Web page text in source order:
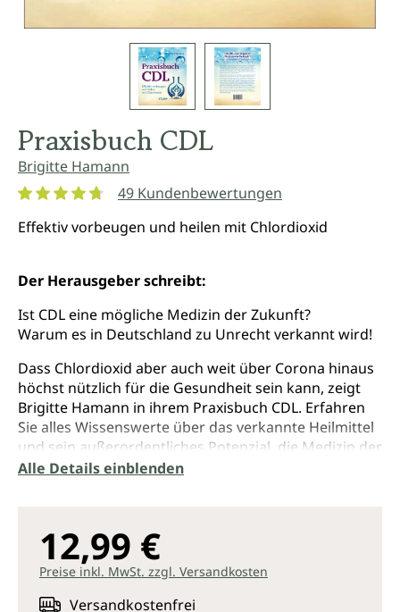
Praxisbuch CDL
Brigitte Hamann
49 Kundenbewertungen
Effektiv vorbeugen und heilen mit Chlordioxid
Der Herausgeber schreibt:
Ist CDL eine mögliche Medizin der Zukunft?
Warum es in Deutschland zu Unrecht verkannt wird!
Dass Chlordioxid aber auch weit über Corona hinaus
höchst nützlich für die Gesundheit sein kann, zeigt
Brigitte Hamann in ihrem Praxisbuch CDL. Erfahren
Sie alles Wissenswerte über das verkannte Heilmittel
und sein außerordentliches Potenzial, die Medizin der
Zukunft mitzugestalten.
(Chlordioxid) seit Langem bekannt ist und durch
Studien belegt wurde, ist es als Medikament in
Deutschland nicht zugelassen. Es gibt allerdings
Länder, in denen das durchaus der Fall ist. Auch in
Alle Details einblenden
12,99 €
Preise inkl. MwSt. zzgl. Versandkosten
Versandkostenfrei